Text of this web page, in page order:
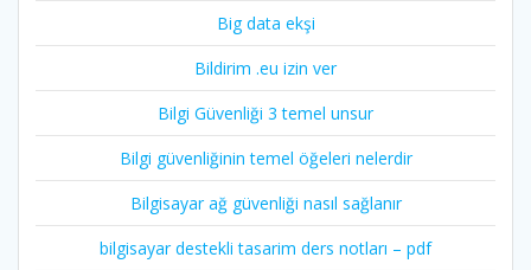
Big data ekşi
Bildirim .eu izin ver
Bilgi Güvenliği 3 temel unsur
Bilgi güvenliğinin temel öğeleri nelerdir
Bilgisayar ağ güvenliği nasıl sağlanır
bilgisayar destekli tasarim ders notları – pdf